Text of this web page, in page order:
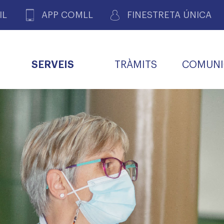
APP COMLL FINESTRETA ÚNICA
SERVEIS TRÀMITS
DE GOVERN COMISSIÓ DEONTOLÒGICA
INFORMÀTICA I NOVES
TECNOLOGIES
BORSA DE FEINA
FORMACIÓ
FAMÍLIES I LA LLAR
ALERTES
FARMACÈUTIQUES
BUTLLETÍ MÈDIC
R
CARNET METGE
COL·LEGIAT
TALONARIS
Assistència